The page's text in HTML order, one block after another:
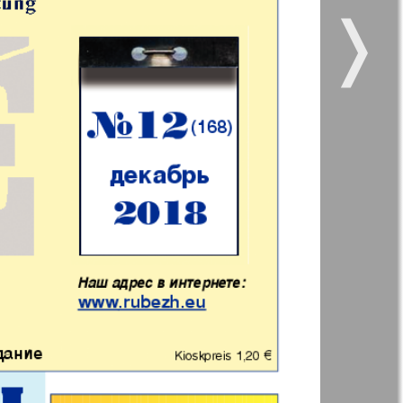
5
17
23
❭
Zeitung Наше время
Panorama-mir
время Русский вояж